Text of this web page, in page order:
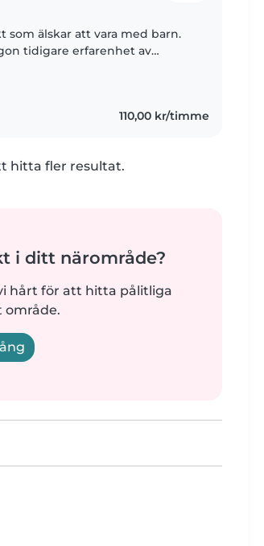
som älskar att vara med barn.
tidigare erfarenhet av
110,00 kr/timme
hitta fler resultat.
i ditt närområde?
hårt för att hitta pålitliga
område.